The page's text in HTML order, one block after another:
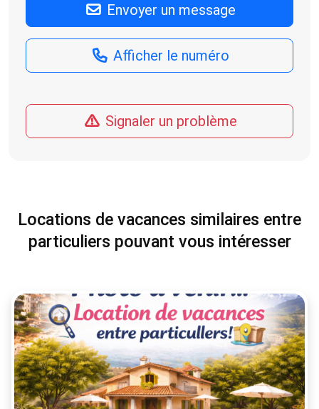
Envoyer un message
Afficher le numéro
Signaler un problème
Locations de vacances similaires entre
particuliers pouvant vous intéresser